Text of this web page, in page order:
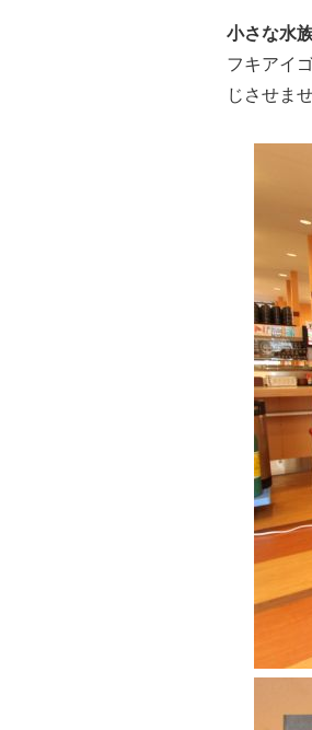
小さな水
フキアイ
じさせま